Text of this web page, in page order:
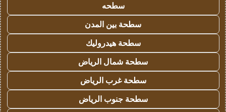
سطحه
سطحة بين المدن
سطحة هيدروليك
سطحة شمال الرياض
سطحة غرب الرياض
سطحة جنوب الرياض